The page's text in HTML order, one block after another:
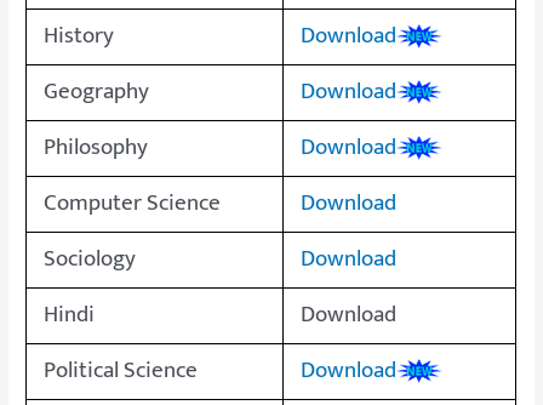
History
Download
Geography
Download
Philosophy
Download
Computer Science
Download
Sociology
Download
Hindi
Download
Political Science
Download